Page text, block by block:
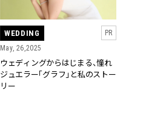
WEDDING
PR
May, 26,2025
ウェディングからはじまる、憧れ
ジュエラー「グラフ」と私のストー
リー